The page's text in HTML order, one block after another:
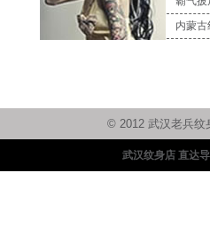
内蒙
© 2012 武汉老兵纹
武汉纹身店 直达